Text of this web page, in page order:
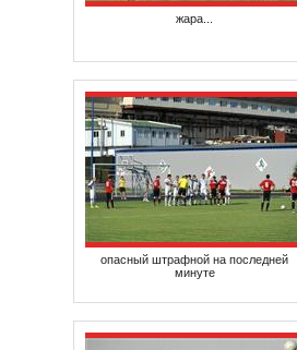
жара...
опасный штрафной на последней
минуте